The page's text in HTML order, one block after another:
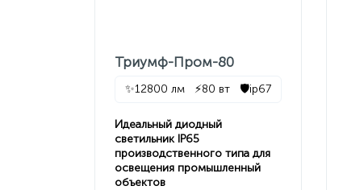
Триумф-Пром-80
✨12800 лм ⚡80 вт 🛡️ip67
Идеальный диодный
светильник IP65
производственного типа для
освещения промышленный
объектов